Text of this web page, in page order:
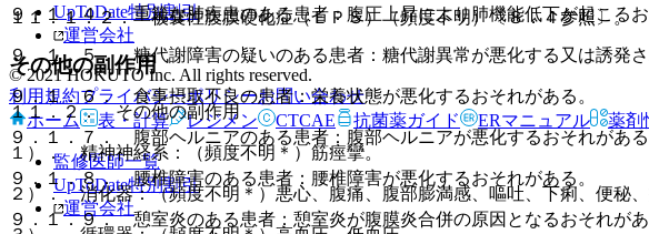
９．１．４． 重篤な肺疾患のある患者：腹圧上昇により肺機能低下が起こるお
９．１．５． 糖代謝障害の疑いのある患者：糖代謝異常が悪化する又は誘発さ
９．１．６． 食事摂取不良の患者：栄養状態が悪化するおそれがある。
９．１．７． 腹部ヘルニアのある患者：腹部ヘルニアが悪化するおそれがある
９．１．８． 腰椎障害のある患者：腰椎障害が悪化するおそれがある。
９．１．９． 憩室炎のある患者：憩室炎が腹膜炎合併の原因となるおそれがあ
１１．１．２． 被嚢性腹膜硬化症（ＥＰＳ）（頻度不明）〔８．４参照〕。
その他の副作用
１１．２． その他の副作用
１）． 精神神経系：（頻度不明＊）筋痙攣。
２）． 消化器：（頻度不明＊）悪心、腹痛、腹部膨満感、嘔吐、下痢、便秘、
UpToDate特別割引
運営会社
© 2021 HOKUTO Inc. All rights reserved.
利用規約プライバシーポリシーお問い合わせ
ホーム
表・計算 レジメン CTCAE 抗菌薬ガイド ERマニュアル 薬剤
監修医師一覧
UpToDate特別割引
運営会社